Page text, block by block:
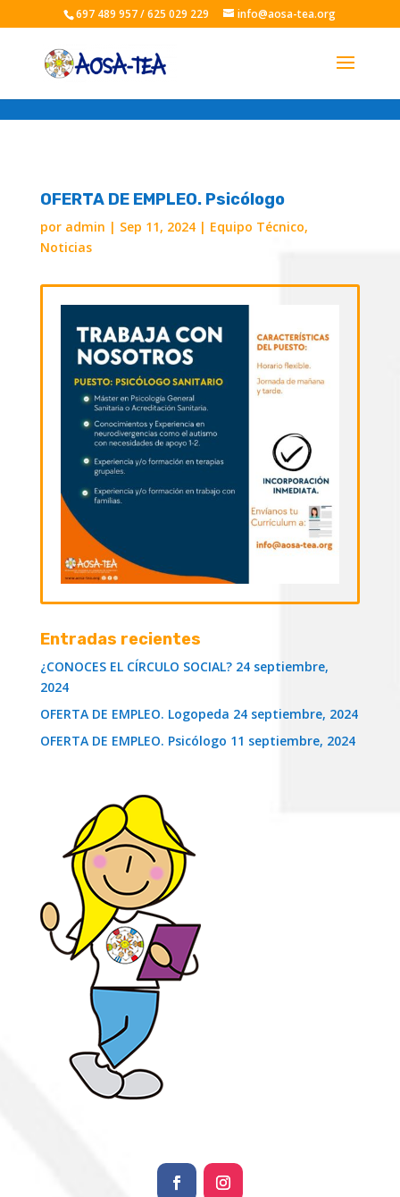
697 489 957 / 625 029 229 info@aosa-tea.org
OFERTA DE EMPLEO. Psicólogo
por admin | Sep 11, 2024| Equipo Técnico,
Noticias
Entradas recientes
¿CONOCES EL CÍRCULO SOCIAL? 24 septiembre,
2024
OFERTA DE EMPLEO. Logopeda 24 septiembre, 2024
OFERTA DE EMPLEO. Psicólogo 11 septiembre, 2024